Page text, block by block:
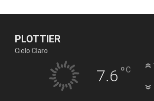
PLOTTIER
Cielo Claro
7.6 °C